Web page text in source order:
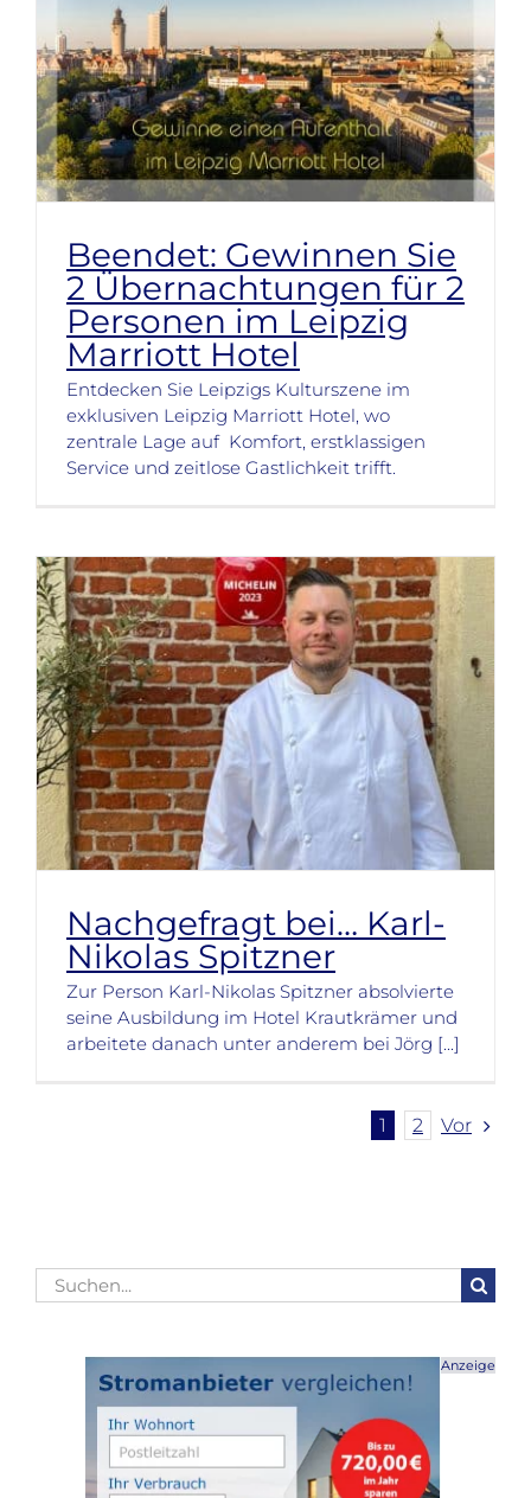
Beendet: Gewinnen Sie
2 Übernachtungen für 2
Personen im Leipzig
Marriott Hotel
Entdecken Sie Leipzigs Kulturszene im
exklusiven Leipzig Marriott Hotel, wo
zentrale Lage auf Komfort, erstklassigen
Service und zeitlose Gastlichkeit trifft.
Nachgefragt bei… Karl-
Nikolas Spitzner
Zur Person Karl-Nikolas Spitzner absolvierte
seine Ausbildung im Hotel Krautkrämer und
arbeitete danach unter anderem bei Jörg [...]
1 2 Vor
Suche
nach:
Anzeige